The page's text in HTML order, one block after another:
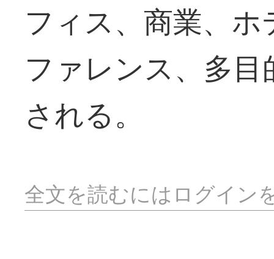
フィス、商業、
ファレンス、多
される。
全文を読むにはログイン